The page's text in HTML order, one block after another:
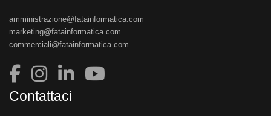
amministrazione@fatainformatica.com
marketing@fatainformatica.com
commerciali@fatainformatica.com
Contattaci